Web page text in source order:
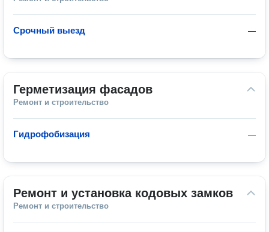
—
Срочный выезд
Герметизация фасадов
Ремонт и строительство
—
Гидрофобизация
Ремонт и установка кодовых замков
Ремонт и строительство